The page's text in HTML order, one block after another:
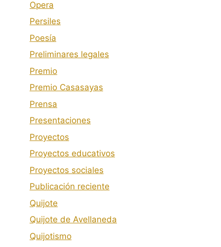
Opera
Persiles
Poesía
Preliminares legales
Premio
Premio Casasayas
Prensa
Presentaciones
Proyectos
Proyectos educativos
Proyectos sociales
Publicación reciente
Quijote
Quijote de Avellaneda
Quijotismo